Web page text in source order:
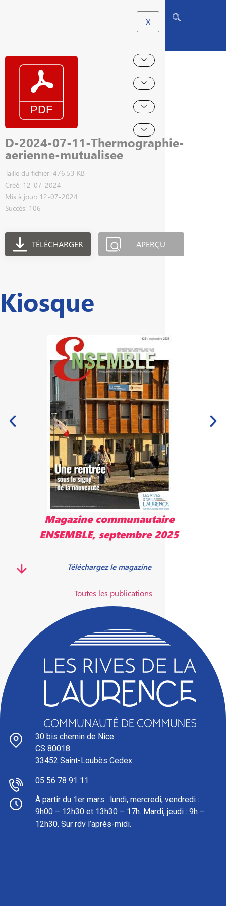
X
D-2024-07-11-Thermographie-
aerienne-mutualisee
Taille du fichier: 476.53 KB
Créé: 12-07-2024
Mis à jour: 12-07-2024
Succès: 106
TÉLÉCHARGER APERÇU
30 bis chemin de Nice
CS 80018
33452 Saint-Loubès Cedex
05 56 78 91 11
À partir du 1er mars : l undi, mercredi, vendredi :
9h00 – 12h30 et 13h30 – 17h. Mardi, jeudi : 9h –
12h30. Sur rdv l’après-midi.
Kiosque
Magazine communautaire
ENSEMBLE, mai 2025
Télécharger le magazine
Toutes les publications